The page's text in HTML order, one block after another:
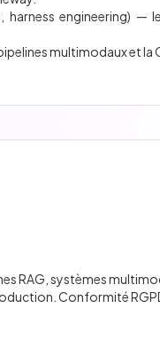
harness engineering) —
multimodaux et la
RAG, systèmes
Conformité